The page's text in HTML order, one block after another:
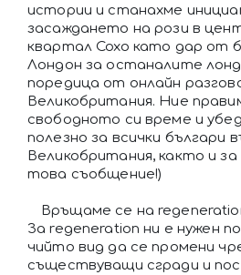
истории и станахме
засаждането на рози в
квартал Сохо като дар от
Лондон за останалите
поредица от онлайн
Великобритания. Ние
свободното си време и
полезно за всички българи
Великобритания, както и
това съобщение!)
Връщаме се на
За regeneration ни е нужен
чийто вид да се промени
съществуващи сгради и